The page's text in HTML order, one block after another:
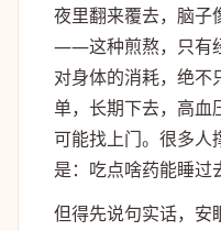
夜里翻来覆去，脑子
——这种煎熬，只有
对身体的消耗，绝不
单，长期下去，高血
可能找上门。很多人
是：吃点啥药能睡过
但得先说句实话，安